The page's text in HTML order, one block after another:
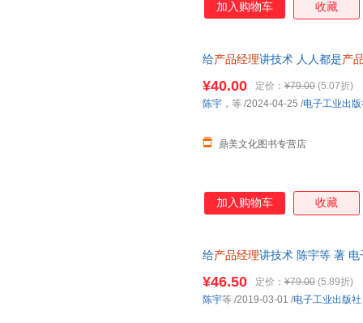
加入购物车 收藏
给产品经理讲技术 人人都是产
¥40.00 定价： ¥79.00 (5.07折)
鼎美文化图书专营店
陈宇 ，等 /2024-04-25 /电子工业出
加入购物车 收藏
给产品经理讲技术 陈宇等 著
¥46.50 定价： ¥79.00 (5.89折)
陈宇等 /2019-03-01 /电子工业出版社